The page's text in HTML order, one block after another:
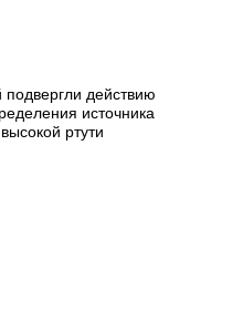
действию
источника
ртути